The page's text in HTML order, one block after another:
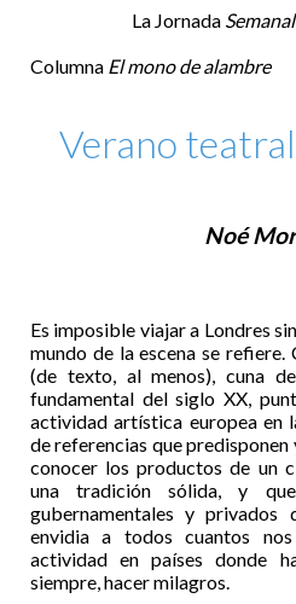
La Jornada Semanal
Columna El mono de alambre
Verano
Noé
Es imposible viajar a Londres
mundo de la escena se
(de texto, al menos), cuna
fundamental del siglo XX,
actividad artística europea en
de referencias que
conocer los productos de un
una tradición sólida, y
gubernamentales y privados
envidia a todos cuantos
actividad en países donde
siempre, hacer milagros.